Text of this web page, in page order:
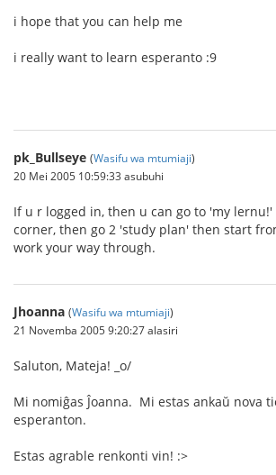
i hope that you can help me
i really want to learn esperanto :9
pk_Bullseye (Wasifu wa mtumiaji)
20 Mei 2005 10:59:33 asubuhi
If u r logged in, then u can go to 'my
corner, then go 2 'study plan' then start
work your way through.
Jhoanna (Wasifu wa mtumiaji)
21 Novemba 2005 9:20:27 alasiri
Saluton, Mateja! _o/
Mi nomiĝas Ĵoanna. Mi estas ankaŭ nova
esperanton.
Estas agrable renkonti vin! :>